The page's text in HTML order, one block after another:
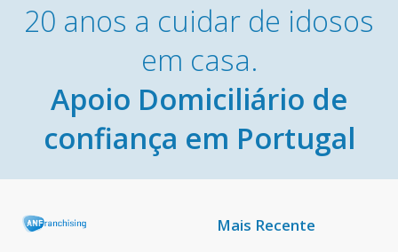
20 anos a cuidar de idosos
em casa.
Apoio Domiciliário de
confiança em Portugal
Mais Recente